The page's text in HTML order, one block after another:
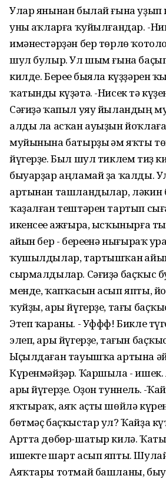
Улар янынан былай ғына уҙып
уны һаҡларға ҡуйылғандар. -
имәнестәрҙән бер төрлө
шул булыр. Ул шым ғына
килде. Береһе быяла күҙҙәрен
ҡатынды күҙәтә. -Нисек тә
Сәғиҙә ҡапыл уяу йыландың
алды ла асҡан ауыҙын
муйынына батырҙы һәм яҡты
йүгерҙе. Был шул тиклем тиҙ
быуарҙар аңламай ҙа ҡалды.
артынан ташландылар, ләкин
ҡаҙалған тештәрен тартып
икенсеһе ажғыра, ысҡынырға
һайын бер - береһенә нығыраҡ
ҡушылдылар, тартышҡан
сырмалдылар. Сәғиҙә баҫҡыс
менде, ҡапҡасын асып япты,
ҡуйҙы, ары йүгерҙе, тағы
Этеп ҡараны. - Уффф! Бикле
элеп, ары йүгерҙе, тағын
Ыҫылдаған тауышҡа артына
Күренмәйҙәр. Ҡаршыла - ишек.
ары йүгерҙе. Оҙон туннель. -
яҡтыраҡ, аяҡ аҫты шөйлә
бөтмәҫ баҫҡыстар ул? Ҡайҙа
Артта дөбөр-шатыр килә.
ишекте шарт асып япты.
Аяҡтары тотмай башланы,